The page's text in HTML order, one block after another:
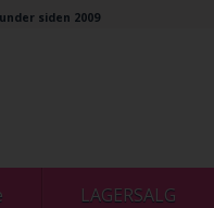
siden 2009
LAGERSALG